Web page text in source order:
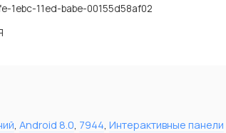
1ebc-11ed-babe-00155d58af02
, Android 8.0, 7944, Интерактивные панели